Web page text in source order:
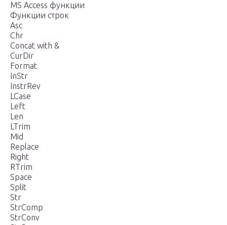
MS Access функции
Функции строк
Asc
Chr
Concat with &
CurDir
Format
InStr
InstrRev
LCase
Left
Len
LTrim
Mid
Replace
Right
RTrim
Space
Split
Str
StrComp
StrConv